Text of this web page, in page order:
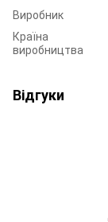
Виробник
Країна
виробництва
Відгуки